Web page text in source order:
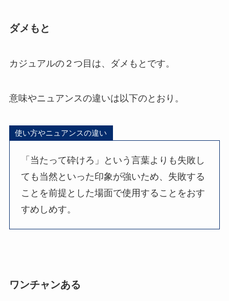
ダメもと
カジュアルの２つ目は、ダメもとです。
意味やニュアンスの違いは以下のとおり。
使い方やニュアンスの違い
「当たって砕けろ」という言葉よりも失敗し
ても当然といった印象が強いため、失敗する
ことを前提とした場面で使用することをおす
すめしめす。
ワンチャンある